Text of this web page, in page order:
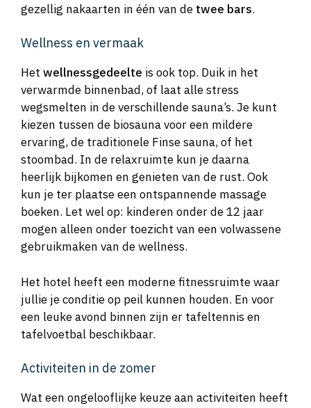
gezellig nakaarten in één van de twee bars.
Wellness en vermaak
Het wellnessgedeelte is ook top. Duik in het
verwarmde binnenbad, of laat alle stress
wegsmelten in de verschillende sauna’s. Je kunt
kiezen tussen de biosauna voor een mildere
ervaring, de traditionele Finse sauna, of het
stoombad. In de relaxruimte kun je daarna
heerlijk bijkomen en genieten van de rust. Ook
kun je ter plaatse een ontspannende massage
boeken. Let wel op: kinderen onder de 12 jaar
mogen alleen onder toezicht van een volwassene
gebruikmaken van de wellness.
Het hotel heeft een moderne fitnessruimte waar
jullie je conditie op peil kunnen houden. En voor
een leuke avond binnen zijn er tafeltennis en
tafelvoetbal beschikbaar.
Activiteiten in de zomer
Wat een ongelooflijke keuze aan activiteiten heeft